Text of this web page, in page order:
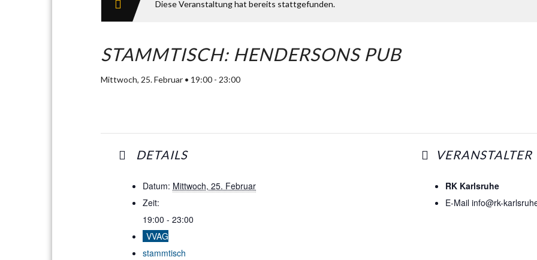
Diese Veranstaltung hat bereits stattgefunden.
STAMMTISCH: HENDERSONS PUB
Mittwoch, 25. Februar • 19:00 - 23:00
DETAILS
Datum: Mittwoch, 25. Februar
Zeit:
19:00 - 23:00
VVAG
stammtisch
VERANSTALTER
RK Karlsruhe
E-Mail info@rk-